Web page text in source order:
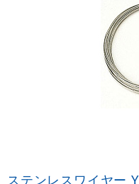
ステンレスワイヤ